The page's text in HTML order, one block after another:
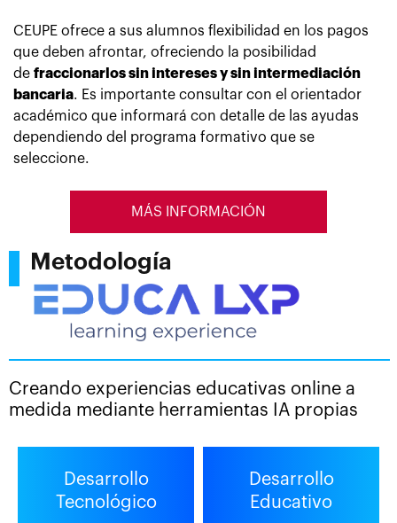
CEUPE ofrece a sus alumnos flexibilidad en los pagos
que deben afrontar, ofreciendo la posibilidad
de fraccionarlos sin intereses y sin intermediación
bancaria. Es importante consultar con el orientador
académico que informará con detalle de las ayudas
dependiendo del programa formativo que se
seleccione.
MÁS INFORMACIÓN
Metodología
Creando experiencias educativas online a
medida mediante herramientas IA propias
Desarrollo
Tecnológico
Desarrollo
Educativo